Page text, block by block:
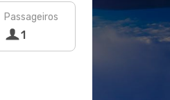
Passageiros
1